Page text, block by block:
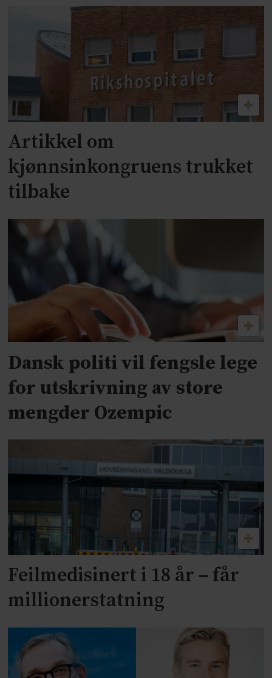
Artikkel om
kjønnsinkongruens trukket
tilbake
Dansk politi vil fengsle lege
for utskrivning av store
mengder Ozempic
Feilmedisinert i 18 år – får
millionerstatning